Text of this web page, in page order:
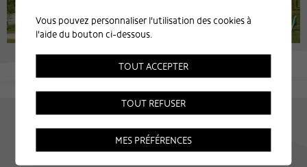
Vous pouvez personnaliser l'utilisation des cookies à
l'aide du bouton ci-dessous.
TOUT ACCEPTER
TOUT REFUSER
MES PRÉFÉRENCES